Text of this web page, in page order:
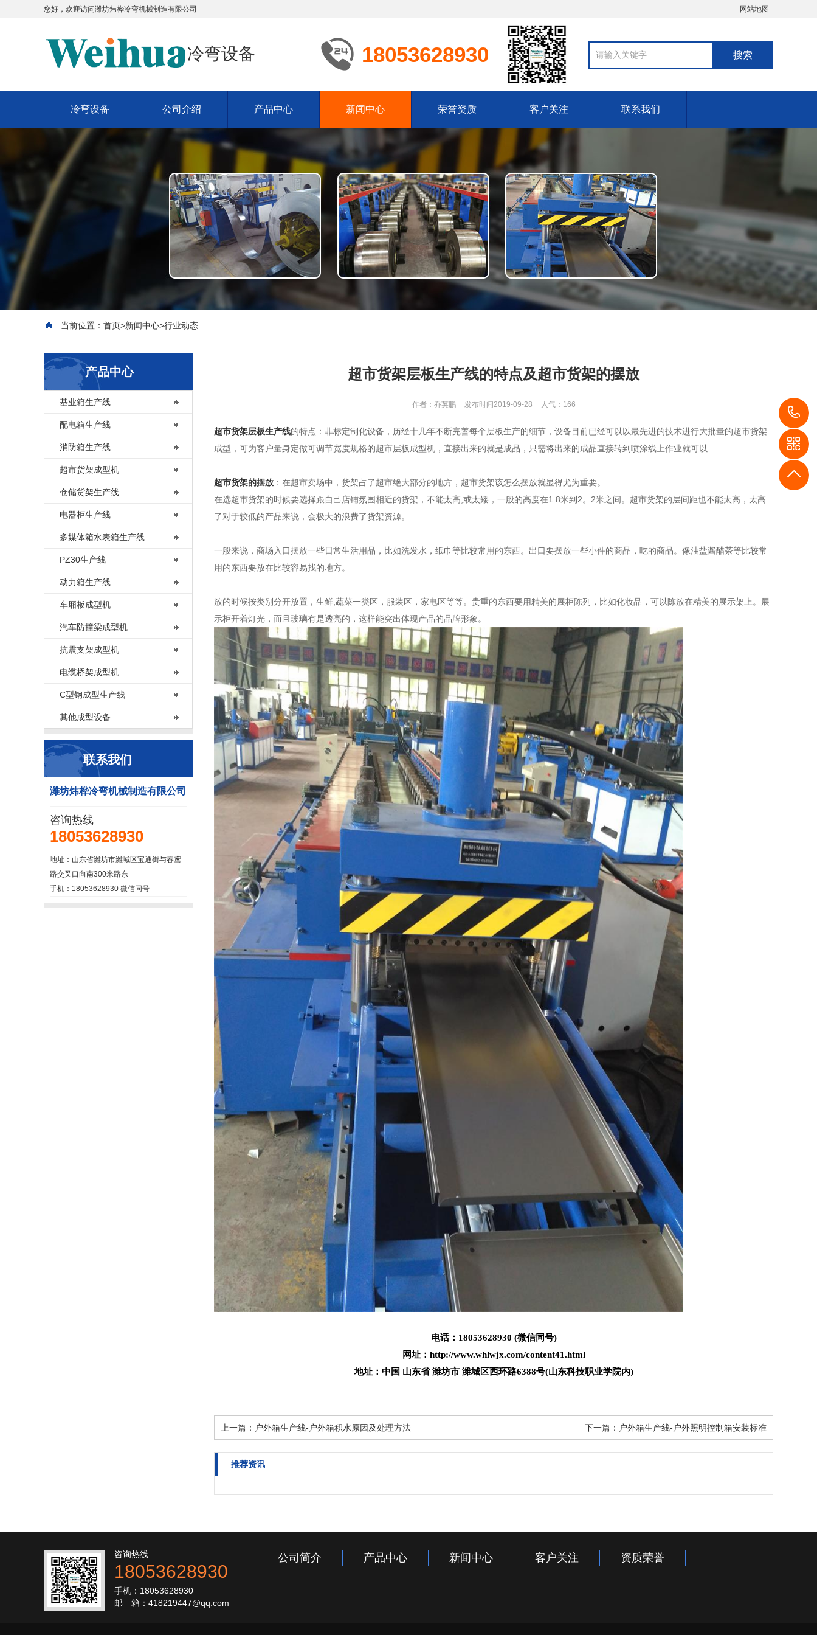
您好，欢迎访问潍坊炜桦冷弯机械制造有限公司 网站地图
冷弯设备 18053628930
冷弯设备 公司介绍 产品中心 新闻中心 荣誉资质 客户关注 联系我们
当前位置： 首页>新闻中心>行业动态
产品中心
基业箱生产线
配电箱生产线
消防箱生产线
超市货架成型机
仓储货架生产线
电器柜生产线
多媒体箱水表箱生产线
PZ30生产线
动力箱生产线
车厢板成型机
汽车防撞梁成型机
抗震支架成型机
电缆桥架成型机
C型钢成型生产线
其他成型设备
联系我们
潍坊炜桦冷弯机械制造有限公司
咨询热线
18053628930
地址：山东省潍坊市潍城区宝通街与春鸢
路交叉口向南300米路东
手机：18053628930 微信同号
超市货架层板生产线的特点及超市货架的摆放
作者：乔英鹏 发布时间2019-09-28 人气： 166
超市货架层板生产线的特点：非标定制化设备，历经十几年不断完善每个层板生产的细节，设备目前已经可以以最先进的技术进行大批量的超市货架
成型，可为客户量身定做可调节宽度规格的超市层板成型机，直接出来的就是成品，只需将出来的成品直接转到喷涂线上作业就可以
超市货架的摆放 ：在超市卖场中，货架占了超市绝大部分的地方，超市货架该怎么摆放就显得尤为重要。
在选超市货架的时候要选择跟自己店铺氛围相近的货架，不能太高,或太矮，一般的高度在1.8米到2。2米之间。超市货架的层间距也不能太高，太高
了对于较低的产品来说，会极大的浪费了货架资源。
一般来说，商场入口摆放一些日常生活用品，比如洗发水，纸巾等比较常用的东西。出口要摆放一些小件的商品，吃的商品。像油盐酱醋茶等比较常
用的东西要放在比较容易找的地方。
放的时候按类别分开放置，生鲜,蔬菜一类区，服装区，家电区等等。贵重的东西要用精美的展柜陈列，比如化妆品，可以陈放在精美的展示架上。展
示柜开着灯光，而且玻璃有是透亮的，这样能突出体现产品的品牌形象。
电话：18053628930 (微信同号)
网址：http://www.whlwjx.com/content41.html
地址：中国 山东省 潍坊市 潍城区西环路6388号(山东科技职业学院内)
上一篇： 户外箱生产线-户外箱积水原因及处理方法 下一篇： 户外箱生产线-户外照明控制箱安装标准
推荐资讯
咨询热线:
18053628930
手机：18053628930
邮 箱：418219447@qq.com
公司简介 产品中心 新闻中心 客户关注 资质荣誉